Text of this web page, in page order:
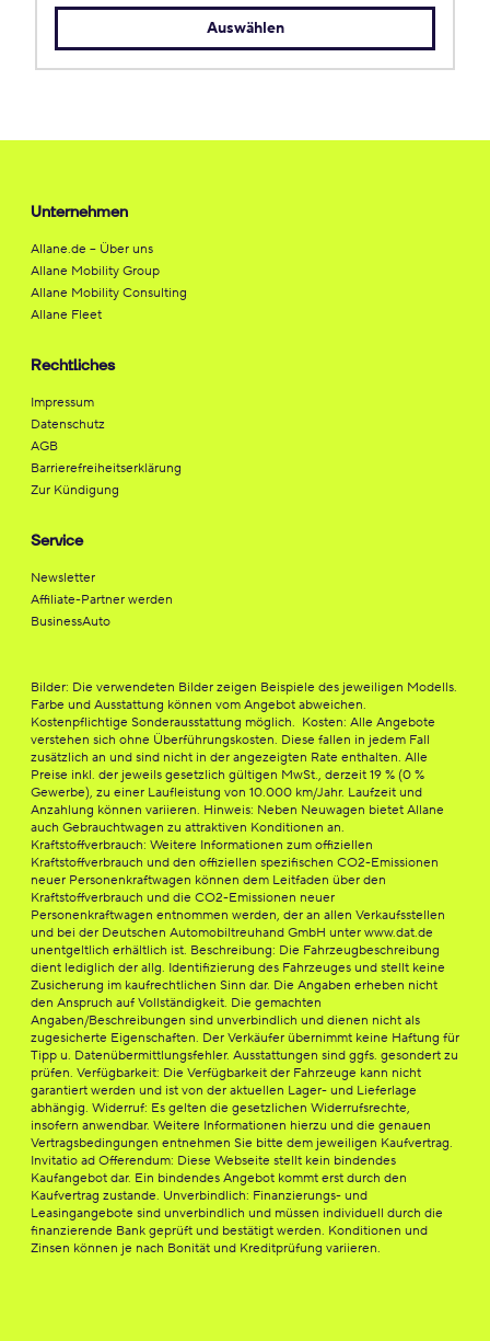
Auswählen
Unternehmen
Allane.de – Über uns
Allane Mobility Group
Allane Mobility Consulting
Allane Fleet
Rechtliches
Impressum
Datenschutz
AGB
Barrierefreiheitserklärung
Zur Kündigung
Service
Newsletter
Affiliate-Partner werden
BusinessAuto
Bilder: Die verwendeten Bilder zeigen Beispiele des jeweiligen Modells.
Farbe und Ausstattung können vom Angebot abweichen.
Kostenpflichtige Sonderausstattung möglich. Kosten: Alle Angebote
verstehen sich ohne Überführungskosten. Diese fallen in jedem Fall
zusätzlich an und sind nicht in der angezeigten Rate enthalten. Alle
Preise inkl. der jeweils gesetzlich gültigen MwSt., derzeit 19 % (0 %
Gewerbe), zu einer Laufleistung von 10.000 km/Jahr. Laufzeit und
Anzahlung können variieren. Hinweis: Neben Neuwagen bietet Allane
auch Gebrauchtwagen zu attraktiven Konditionen an.
Kraftstoffverbrauch: Weitere Informationen zum offiziellen
Kraftstoffverbrauch und den offiziellen spezifischen CO2-Emissionen
neuer Personenkraftwagen können dem Leitfaden über den
Kraftstoffverbrauch und die CO2-Emissionen neuer
Personenkraftwagen entnommen werden, der an allen Verkaufsstellen
und bei der Deutschen Automobiltreuhand GmbH unter www.dat.de
unentgeltlich erhältlich ist. Beschreibung: Die Fahrzeugbeschreibung
dient lediglich der allg. Identifizierung des Fahrzeuges und stellt keine
Zusicherung im kaufrechtlichen Sinn dar. Die Angaben erheben nicht
den Anspruch auf Vollständigkeit. Die gemachten
Angaben/Beschreibungen sind unverbindlich und dienen nicht als
zugesicherte Eigenschaften. Der Verkäufer übernimmt keine Haftung für
Tipp u. Datenübermittlungsfehler. Ausstattungen sind ggfs. gesondert zu
prüfen. Verfügbarkeit: Die Verfügbarkeit der Fahrzeuge kann nicht
garantiert werden und ist von der aktuellen Lager- und Lieferlage
abhängig. Widerruf: Es gelten die gesetzlichen Widerrufsrechte,
insofern anwendbar. Weitere Informationen hierzu und die genauen
Vertragsbedingungen entnehmen Sie bitte dem jeweiligen Kaufvertrag.
Invitatio ad Offerendum: Diese Webseite stellt kein bindendes
Kaufangebot dar. Ein bindendes Angebot kommt erst durch den
Kaufvertrag zustande. Unverbindlich: Finanzierungs- und
Leasingangebote sind unverbindlich und müssen individuell durch die
finanzierende Bank geprüft und bestätigt werden. Konditionen und
Zinsen können je nach Bonität und Kreditprüfung variieren.